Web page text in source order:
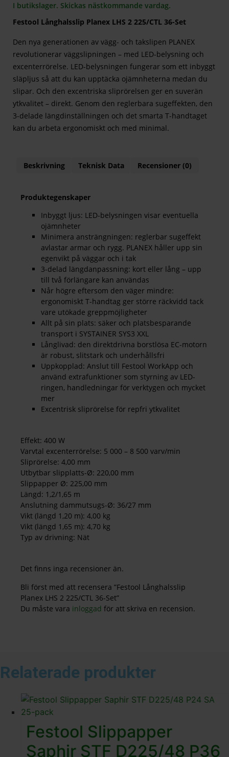
I butikslager. Skickas nästkommande vardag.
Festool Långhalsslip Planex LHS 2 225/CTL 36-Set
Den nya generationen av vägg- och takslipen PLANEX
revolutionerar väggslipningen – med LED-belysning och
excenterrörelse. LED-belysningen fungerar som ett inbyggt
släpljus så att du kan upptäcka ojämnheterna medan du
slipar. Och den excentriska sliprörelsen ger en suverän
ytkvalitet – direkt. Genom den reglerbara sugeffekten, den
3-delade längdinställningen och det smarta T-handtaget
kan du arbeta ergonomiskt och med minimal.
Beskrivning Teknisk Data Recensioner (0)
Produktegenskaper
Inbyggt ljus: LED-belysningen visar eventuella
ojämnheter
Minimera ansträngningen: reglerbar sugeffekt
avlastar armar och rygg. PLANEX håller upp sin
egenvikt på väggar och i tak
3-delad längdanpassning: kort eller lång – upp
till två förlängare kan användas
Når högre eftersom den väger mindre:
ergonomiskt T-handtag ger större räckvidd tack
vare utökade greppmöjligheter
Allt på sin plats: säker och platsbesparande
transport i SYSTAINER SYS3 XXL
Långlivad: den direktdrivna borstlösa EC-motorn
är robust, slitstark och underhållsfri
Uppkopplad: Anslut till Festool WorkApp och
använd extrafunktioner som styrning av LED-
ringen, handledningar för verktygen och mycket
mer
Excentrisk sliprörelse för repfri ytkvalitet
Effekt: 400 W
Varvtal excenterrörelse: 5 000 – 8 500 varv/min
Sliprörelse: 4,00 mm
Utbytbar slipplatts-Ø: 220,00 mm
Slippapper Ø: 225,00 mm
Längd: 1,2/1,65 m
Anslutning dammutsugs-Ø: 36/27 mm
Vikt (längd 1,20 m): 4,00 kg
Vikt (längd 1,65 m): 4,70 kg
Typ av drivning: Nät
Det finns inga recensioner än.
Bli först med att recensera ”Festool Långhalsslip
Planex LHS 2 225/CTL 36-Set”
Du måste vara inloggad för att skriva en recension.
Relaterade produkter
Festool Slippapper
Saphir STF D225/48 P36